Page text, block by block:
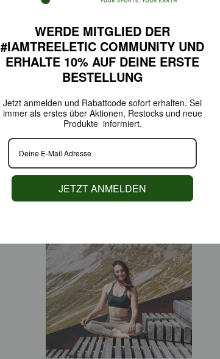
Yoga Instructor
Patricia Krall
Sportwissenschaftlerin
WERDE MITGLIED DER
#IAMTREELETIC COMMUNITY UND
ERHALTE 10% AUF DEINE ERSTE
BESTELLUNG
Jetzt anmelden und Rabattcode sofort erhalten. Sei
immer als erstes über Aktionen, Restocks und neue
Produkte informiert.
JETZT ANMELDEN